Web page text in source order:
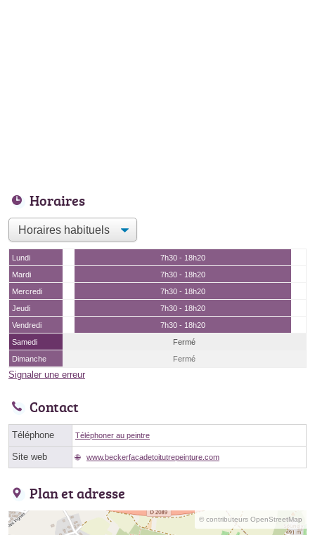
Horaires
Lundi
7h30 - 18h20
Mardi
7h30 - 18h20
Mercredi
7h30 - 18h20
Jeudi
7h30 - 18h20
Vendredi
7h30 - 18h20
Samedi
Fermé
Dimanche
Fermé
Signaler une erreur
Contact
Téléphone Téléphoner au peintre
Site web www.beckerfacadetoitutrepeinture.com
Plan et adresse
© contributeurs OpenStreetMap